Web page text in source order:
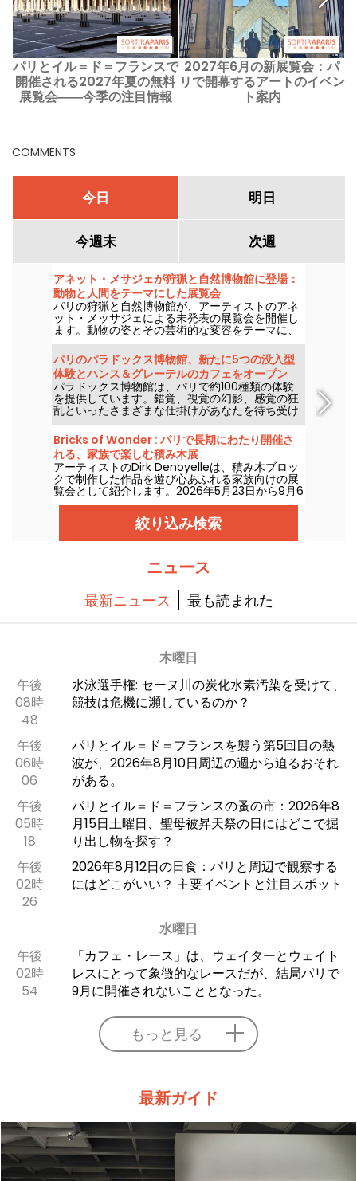
パリとイル＝ド＝フランスで
開催される2027年夏の無料
展覧会――今季の注目情報
2027年6月の新展覧会：パ
リで開幕するアートのイベン
ト案内
COMMENTS
今日 明日
今週末 次週
アネット・メサジェが狩猟と自然博物館に登場：
動物と人間をテーマにした展覧会
パリの狩猟と自然博物館が、アーティストのアネ
ット・メッサジェによる未発表の展覧会を開催し
ます。動物の姿とその芸術的な変容をテーマに、
4月14日から2026年9月20日まで展示されます。
「一羽のツバメだけでは春は来ない」というタイ
トルのこの展覧会は、インスタレーションやハイ
ブリッドな作品、そして象徴的なアートピースを
通じて、博物館のコレクションと対話します。
パリのパラドックス博物館、新たに5つの没入型
体験とハンス＆グレーテルのカフェをオープン
パラドックス博物館は、パリで約100種類の体験
を提供しています。錯覚、視覚の幻影、感覚の狂
乱といったさまざまな仕掛けがあなたを待ち受け
ています。騙される快感とシュールな写真を撮る
楽しさに夢中になることでしょう。新たに5つの
インタラクティブな体験が加わり、今こそ自分の
五感を試す絶好の機会です！さらに、超絶スイー
トな新カフェ「ハンス＆グレーテル」も登場。あ
なたを魅了すること間違いなしです。
Bricks of Wonder : パリで長期にわたり開催さ
れる、家族で楽しむ積み木展
アーティストのDirk Denoyelleは、積み木ブロッ
クで制作した作品を遊び心あふれる家族向けの展
覧会として紹介します。2026年5月23日から9月6
日まで、パリのエスパス・シャンプレで開催。
絞り込み検索
ニュース
最新ニュース 最も読まれた
木曜日
午後
08時
48
水泳選手権: セーヌ川の炭化水素汚染を受けて、
競技は危機に瀕しているのか？
午後
06時
06
パリとイル＝ド＝フランスを襲う第5回目の熱
波が、2026年8月10日周辺の週から迫るおそれ
がある。
午後
05時
18
パリとイル＝ド＝フランスの蚤の市：2026年8
月15日土曜日、聖母被昇天祭の日にはどこで掘
り出し物を探す？
午後
02時
26
2026年8月12日の日食：パリと周辺で観察する
にはどこがいい？ 主要イベントと注目スポット
水曜日
午後
02時
54
「カフェ・レース」は、ウェイターとウェイト
レスにとって象徴的なレースだが、結局パリで
9月に開催されないこととなった。
もっと見る
最新ガイド